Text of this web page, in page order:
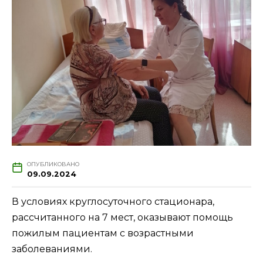
ОПУБЛИКОВАНО
09.09.2024
В условиях круглосуточного стационара,
рассчитанного на 7 мест, оказывают помощь
пожилым пациентам с возрастными
заболеваниями.